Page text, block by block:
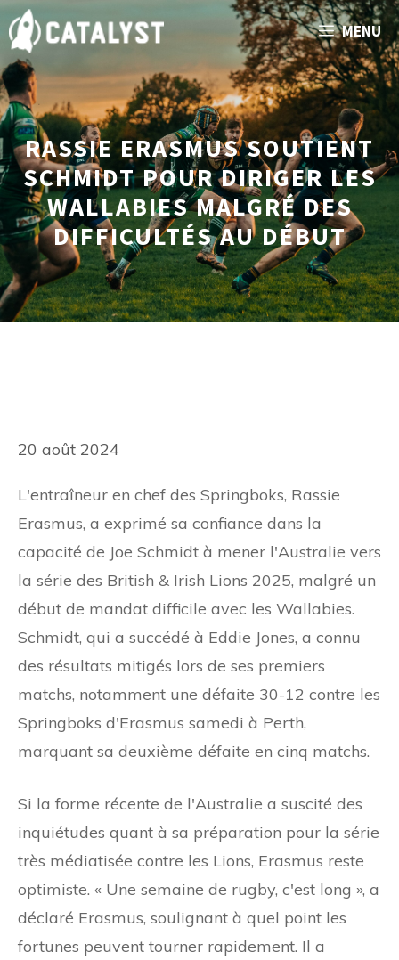
Aller
au
contenu
MENU
RASSIE ERASMUS SOUTIENT
SCHMIDT POUR DIRIGER LES
WALLABIES MALGRÉ DES
DIFFICULTÉS AU DÉBUT
20 août 2024
L'entraîneur en chef des Springboks, Rassie
Erasmus, a exprimé sa confiance dans la
capacité de Joe Schmidt à mener l'Australie vers
la série des British & Irish Lions 2025, malgré un
début de mandat difficile avec les Wallabies.
Schmidt, qui a succédé à Eddie Jones, a connu
des résultats mitigés lors de ses premiers
matchs, notamment une défaite 30-12 contre les
Springboks d'Erasmus samedi à Perth,
marquant sa deuxième défaite en cinq matchs.
Si la forme récente de l'Australie a suscité des
inquiétudes quant à sa préparation pour la série
très médiatisée contre les Lions, Erasmus reste
optimiste. « Une semaine de rugby, c'est long », a
déclaré Erasmus, soulignant à quel point les
fortunes peuvent tourner rapidement. Il a